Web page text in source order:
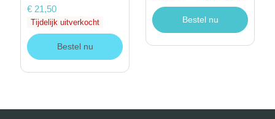
€ 21,50
Tijdelijk uitverkocht
Bestel nu
Bestel nu